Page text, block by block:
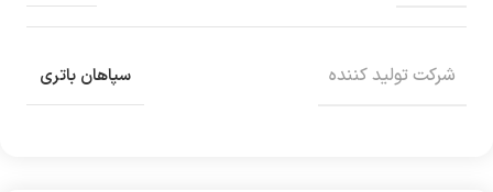
شرکت تولید کننده سپاهان باتری